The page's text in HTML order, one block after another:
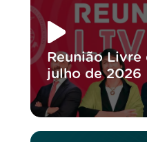
Reunião Livre
julho de 2026